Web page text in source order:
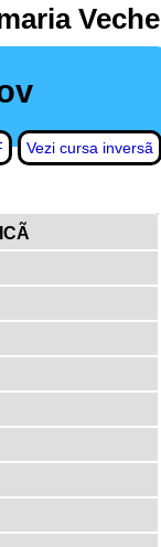
Veche
Vezi cursa inversã